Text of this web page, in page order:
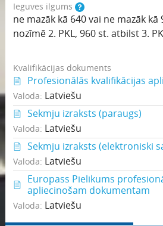
Ieguves ilgums
ne mazāk kā 640 vai ne mazāk
nozīmē 2. PKL, 960 st. atbilst 3.
Kvalifikācijas dokuments
Profesionālās kvalifikācijas
Valoda: Latviešu
Sekmju izraksts (paraugs)
Valoda: Latviešu
Sekmju izraksts (elektroniski
Valoda: Latviešu
Europass Pielikums
apliecinošam dokumentam
Valoda: Latviešu